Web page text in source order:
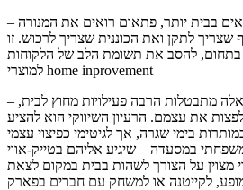
– בבית יותר, פתאום רואים את המנורה
לתקן ואת הכוננית שצריך לרכוש. זו
בתחום, להסב את תשומת הלב של הלקוחות
למוצרי home inprovement
– מתבטלות הרבה פעילויות מחוץ לבית,
את עצמם. הרעיון השיווקי הוא להציע
בימי שגרה, אך לגיטימי כפיצוי עצמי
במסעדה – שיגיע אליהם בטייק-אווי
מצוין על הצורך לשהות בבית במקום לצאת